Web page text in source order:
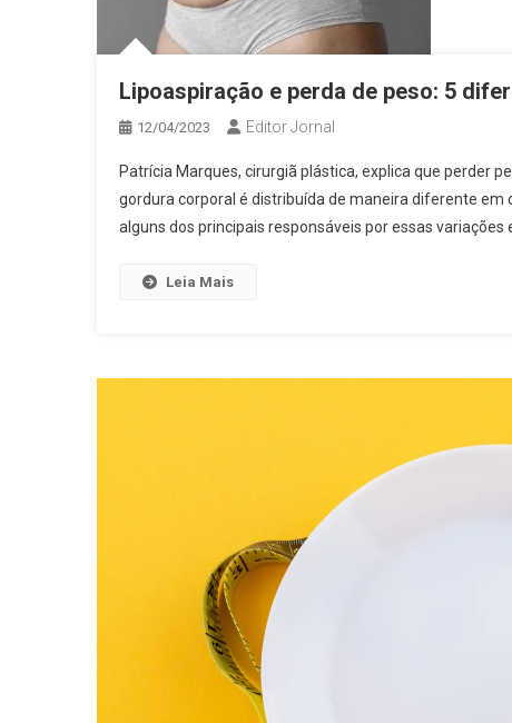
Lipoaspiração e perda de peso: 5
12/04/2023 Editor Jornal
Patrícia Marques, cirurgiã plástica, explica que perder
gordura corporal é distribuída de maneira diferente em
alguns dos principais responsáveis por essas
Leia Mais